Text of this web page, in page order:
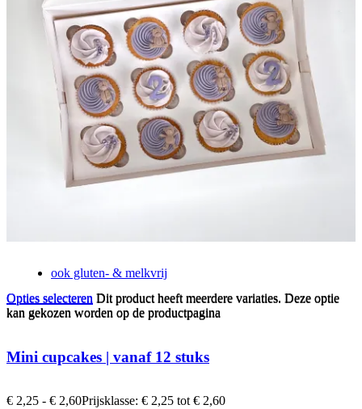
ook gluten- & melkvrij
Opties selecteren Dit product heeft meerdere variaties. Deze optie
kan gekozen worden op de productpagina
Opties selecteren Dit product heeft meerdere variaties. Deze optie
kan gekozen worden op de productpagina
Mini cupcakes | vanaf 12 stuks
€ 2,25 - € 2,60Prijsklasse: € 2,25 tot € 2,60